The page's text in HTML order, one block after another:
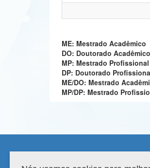
ME: Mestrado Acadêmico
DO: Doutorado Acadêmico
MP: Mestrado Profissional
DP: Doutorado
ME/DO: Mestrado
MP/DP: Mestrado